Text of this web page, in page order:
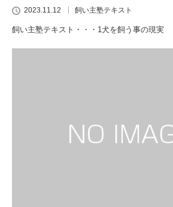
2023.11.12 飼い主塾テキスト
飼い主塾テキスト・・・1犬を飼う事の現実